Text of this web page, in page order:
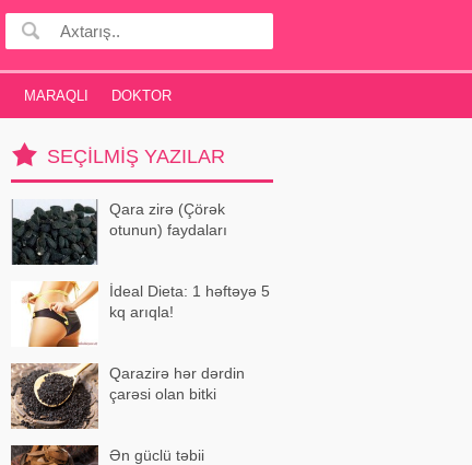
MARAQLI DOKTOR
SEÇILMIŞ YAZILAR
Qara zirə (Çörək
otunun) faydaları
İdeal Dieta: 1 həftəyə 5
kq arıqla!
Qarazirə hər dərdin
çarəsi olan bitki
Ən güclü təbii